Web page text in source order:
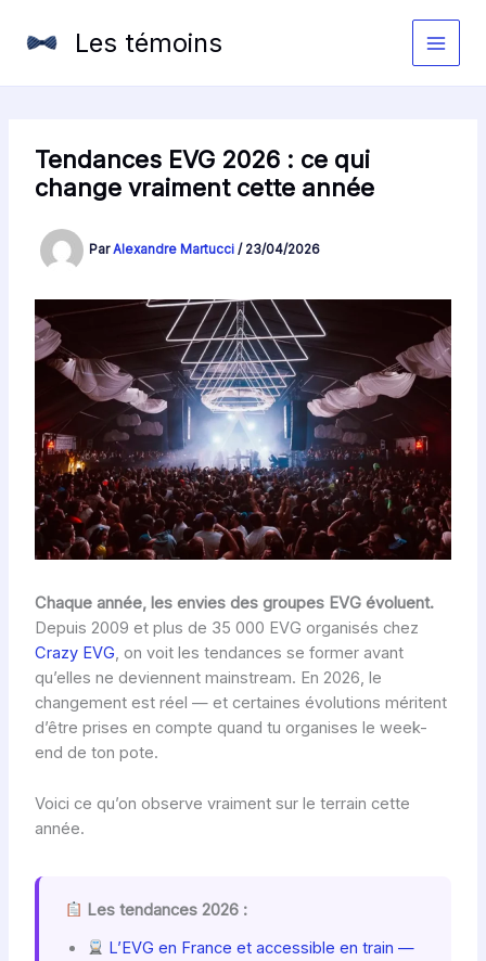
Les témoins
Tendances EVG 2026 : ce qui
change vraiment cette année
ParAlexandre Martucci / 23/04/2026
Chaque année, les envies des groupes EVG évoluent.
Depuis 2009 et plus de 35 000 EVG organisés chez
Crazy EVG, on voit les tendances se former avant
qu’elles ne deviennent mainstream. En 2026, le
changement est réel — et certaines évolutions méritent
d’être prises en compte quand tu organises le week-
end de ton pote.
Voici ce qu’on observe vraiment sur le terrain cette
année.
Les tendances 2026 :
L’EVG en France et accessible en train —